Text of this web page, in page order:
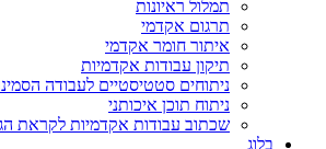
תמלול ראיונות
תרגום אקדמי
איתור חומר אקדמי
תיקון עבודות אקדמיות
ניתוחים סטטיסטיים לעבודה
ניתוח תוכן איכותני
שכתוב עבודות אקדמיות לקראת
בלוג